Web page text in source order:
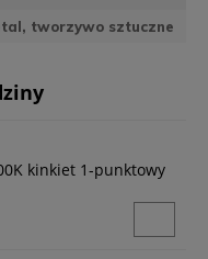
tworzywo sztuczne
kinkiet 1-punktowy